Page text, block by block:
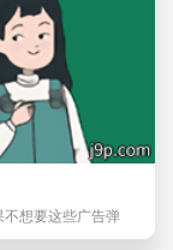
不想要这些广告弹